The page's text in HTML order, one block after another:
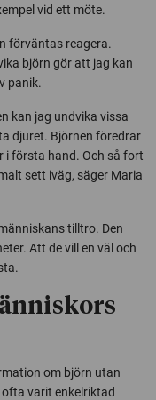
vid ett möte.
förväntas reagera.
björn gör att jag kan
panik.
kan jag undvika vissa
djuret. Björnen föredrar
i första hand. Och så fort
sett iväg, säger Maria
tilltro. Den
Att de vill en väl och
om björn utan
varit enkelriktad